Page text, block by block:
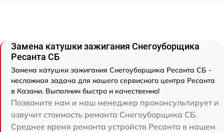
Замена катушки зажигания Снегоуборщика
Ресанта СБ
Замена катушки зажигания Снегоуборщика Ресанта СБ -
несложная задача для нашего сервисного центра Ресанта
в Казани. Выполним быстро и качественно!
Позвоните нам и наш менеджер проконсультирует и
озвучит стоимость ремонта Снегоуборщика СБ.
Среднее время ремонта устройств Ресанта в нашем